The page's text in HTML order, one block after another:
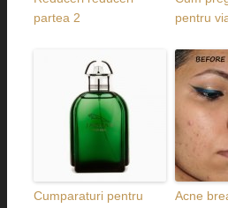
partea 2
pentru
Cumparaturi pentru
Acne